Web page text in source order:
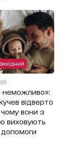
неможливо»:
відверто
чому вони з
виховують